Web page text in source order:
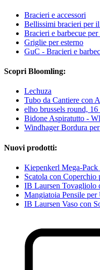
Bracieri e accessori
Bellissimi bracieri per
Bracieri e barbecue
Griglie per esterno
GuC - Bracieri e
Scopri Bloomling:
Lechuza
Tubo da Cantiere con
elho brussels round, 16
Bidone Aspiratutto -
Windhager Bordura
Nuovi prodotti:
Kiepenkerl Mega-
Scatola con
IB Laursen Tovagliolo
Mangiatoia Pensile
IB Laursen Vaso con